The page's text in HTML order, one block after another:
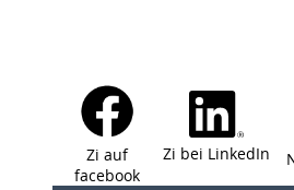
Zi auf
facebook
Zi bei LinkedIn